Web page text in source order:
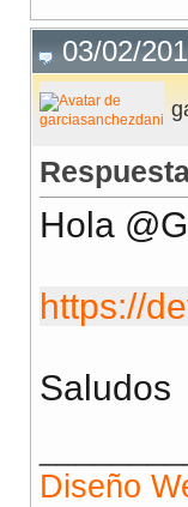
03/02/
Hola
https://
Saludos
Diseño